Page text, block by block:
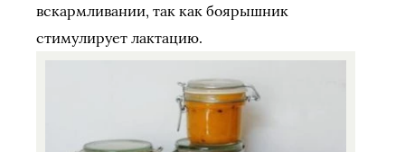
вскармливании, так как боярышник
стимулирует лактацию.